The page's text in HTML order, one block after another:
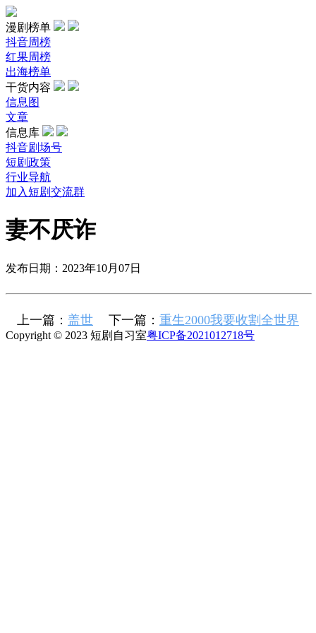
漫剧榜单
抖音周榜
红果周榜
出海榜单
干货内容
信息图
文章
信息库
抖音剧场号
短剧政策
行业导航
加入短剧交流群
妻不厌诈
发布日期：2023年10月07日
上一篇： 盖世 下一篇： 重生2000我要收割全世界
Copyright © 2023 短剧自习室粤ICP备2021012718号